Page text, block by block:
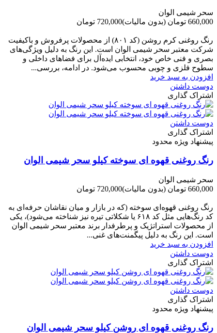
سحر شیمی الوان
660,000 تومان
(بدون مالیات)720,000 تومان
رنگ روغنی کرم روشن (کد ۸۰۱) از محصولات پرفروش و باکیفیت
شرکت‌ معتبر سحر شیمی الوان است. این رنگ به دلیل ویژگی‌های
بصری و فنی خاص خود، انتخابی ایده‌آل برای فضاهای داخلی و
سطوح فلزی و چوبی محسوب می‌شود. در ادامه، بررسی...
افزودن به سبد خرید
دوست داشتن
اشتراک گذاری
دوست داشتن
اشتراک گذاری
پیشنهاد ویژه محدود
رنگ روغنی قهوه ای سوخته کیلو سحر شیمی الوان
سحر شیمی الوان
660,000 تومان
(بدون مالیات)720,000 تومان
رنگ روغنی قهوه‌ای سوخته (که در بازار و میان نقاشان حرفه‌ای به
کد رنگ‌هایی مثل کد ۶۱۸ یا شکلاتی تیره نیز شناخته می‌شود)، یکی
از محصولات استراتژیک و پرطرفدار برند معتبر سحر شیمی الوان
است. این رنگ به دلیل پیگمنت‌های غنی...
افزودن به سبد خرید
دوست داشتن
اشتراک گذاری
دوست داشتن
اشتراک گذاری
پیشنهاد ویژه محدود
رنگ روغنی قهوه ای روشن کیلو سحر شیمی الوان